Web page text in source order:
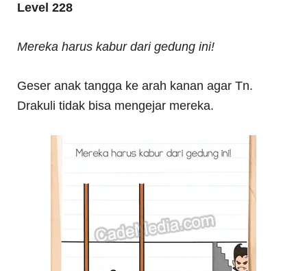
Level 228
Mereka harus kabur dari gedung ini!
Geser anak tangga ke arah kanan agar Tn.
Drakuli tidak bisa mengejar mereka.